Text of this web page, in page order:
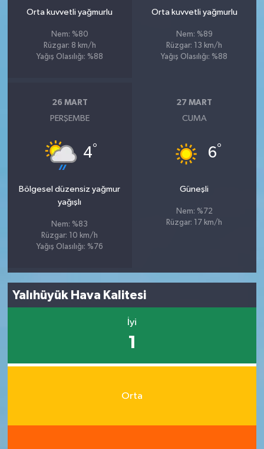
Orta kuvvetli yağmurlu
Nem: %80
Rüzgar: 8 km/h
Yağış Olasılığı: %88
Orta kuvvetli yağmurlu
Nem: %89
Rüzgar: 13 km/h
Yağış Olasılığı: %88
26 MART
PERŞEMBE
4°
Bölgesel düzensiz yağmur
yağışlı
Nem: %83
Rüzgar: 10 km/h
Yağış Olasılığı: %76
27 MART
CUMA
6°
Güneşli
Nem: %72
Rüzgar: 17 km/h
Yalıhüyük Hava Kalitesi
İyi
1
Orta